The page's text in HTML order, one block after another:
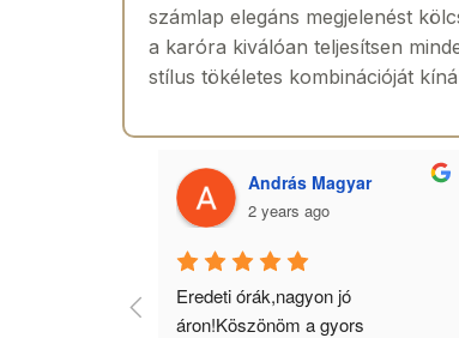
számlap elegáns megjelenést
a karóra kiválóan teljesítsen
stílus tökéletes kombinációját
András Magyar
2 years ago
Eredeti órák,nagyon jó
áron!Köszönöm a gyors